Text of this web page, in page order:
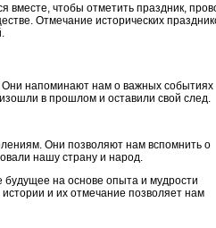
вместе, чтобы отметить праздник,
Отмечание исторических
Они напоминают нам о важных событиях
в прошлом и оставили свой след.
Они позволяют нам вспомнить о
нашу страну и народ.
на основе опыта и мудрости
и их отмечание позволяет нам